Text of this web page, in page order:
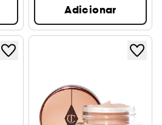
Adicionar